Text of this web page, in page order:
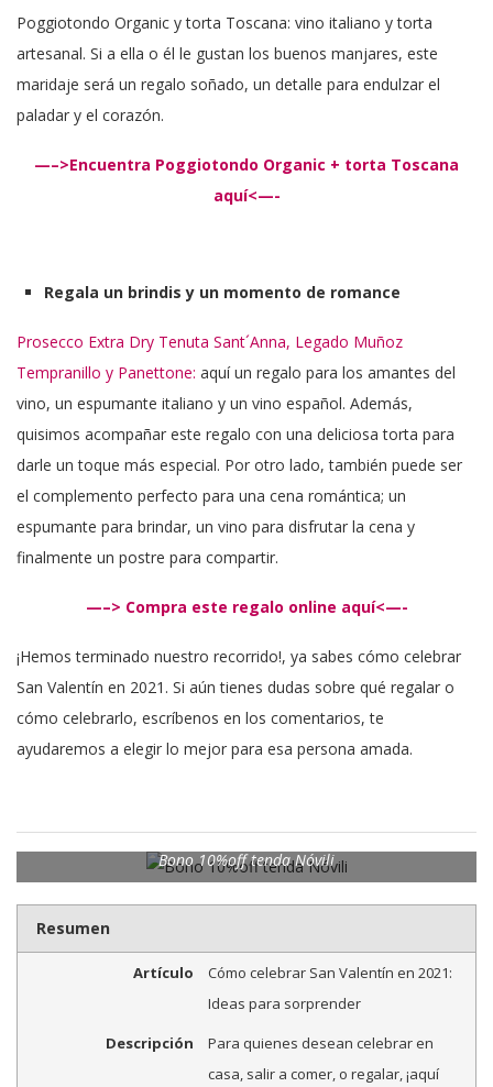
Poggiotondo Organic y torta Toscana: vino italiano y torta
artesanal. Si a ella o él le gustan los buenos manjares, este
maridaje será un regalo soñado, un detalle para endulzar el
paladar y el corazón.
—–>Encuentra Poggiotondo Organic + torta Toscana
aquí<—-
Regala un brindis y un momento de romance
Prosecco Extra Dry Tenuta Sant´Anna, Legado Muñoz
Tempranillo y Panettone: aquí un regalo para los amantes del
vino, un espumante italiano y un vino español. Además,
quisimos acompañar este regalo con una deliciosa torta para
darle un toque más especial. Por otro lado, también puede ser
el complemento perfecto para una cena romántica; un
espumante para brindar, un vino para disfrutar la cena y
finalmente un postre para compartir.
—–> Compra este regalo online aquí<—-
¡Hemos terminado nuestro recorrido!, ya sabes cómo celebrar
San Valentín en 2021. Si aún tienes dudas sobre qué regalar o
cómo celebrarlo, escríbenos en los comentarios, te
ayudaremos a elegir lo mejor para esa persona amada.
Bono 10%off tenda Nóvili
Resumen
Artículo
Cómo celebrar San Valentín en 2021:
Ideas para sorprender
Descripción
Para quienes desean celebrar en
casa, salir a comer, o regalar, ¡aquí